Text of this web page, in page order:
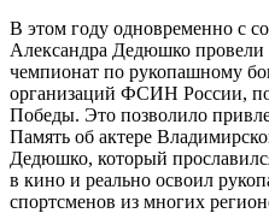
В этом году одновременно с
Александра Дедюшко
чемпионат по рукопашному
организаций ФСИН России,
Победы. Это позволило
Память об актере
Дедюшко, который
в кино и реально освоил
спортсменов из многих